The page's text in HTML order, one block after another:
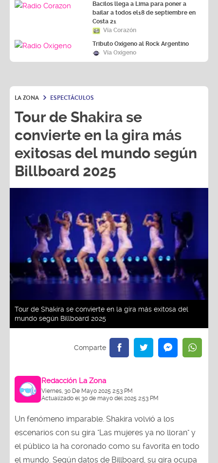
Bacilos llega a Lima para poner a
bailar a todos el18 de septiembre en
Costa 21
Vía Corazón
Tributo Oxígeno al Rock Argentino
Vía Oxígeno
LA ZONA ESPECTÁCULOS
Tour de Shakira se
convierte en la gira más
exitosas del mundo según
Billboard 2025
Tour de Shakira se convierte en la gira más exitosa del
mundo según Billboard 2025
Redacción La Zona
Viernes, 30 De Mayo 2025 2:53 PM
Actualizado el 30 de mayo del 2025 2:53 PM
Un fenómeno imparable. Shakira volvió a los
escenarios con su gira "Las mujeres ya no lloran" y
el público la ha coronado como su favorita en todo
el mundo. Según datos de Billboard, su gira ocupa